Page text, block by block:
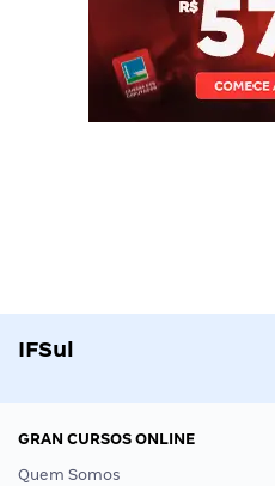
IFSul
GRAN CURSOS ONLINE
Quem Somos